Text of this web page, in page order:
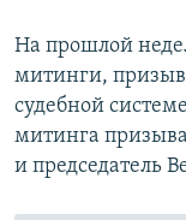
На прошлой
митинги,
судебной
митинга
и председатель